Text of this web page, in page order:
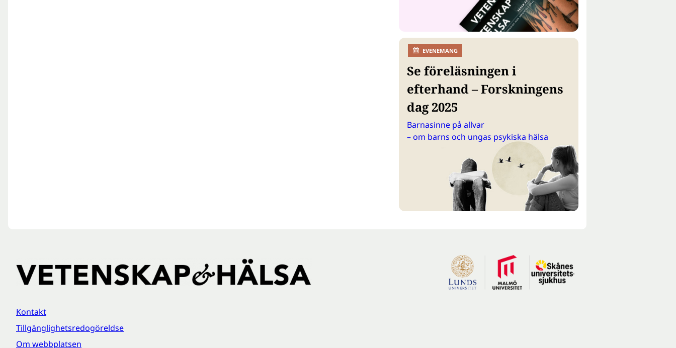
EVENEMANG
Se föreläsningen i
efterhand – Forskningens
dag 2025
Barnasinne på allvar
– om barns och ungas psykiska hälsa
Kontakt
Tillgänglighetsredogöreldse
Om webbplatsen